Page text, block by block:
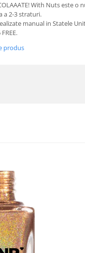
With Nuts este
a 2-3 straturi.
manual in Statele
produs